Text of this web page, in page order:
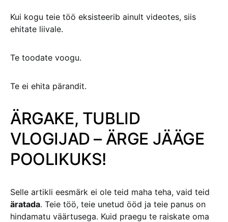
Kui kogu teie töö eksisteerib ainult videotes, siis
ehitate liivale.
Te toodate voogu.
Te ei ehita pärandit.
ÄRGAKE, TUBLID
VLOGIJAD – ÄRGE JÄÄGE
POOLIKUKS!
Selle artikli eesmärk ei ole teid maha teha, vaid teid
äratada. Teie töö, teie unetud ööd ja teie panus on
hindamatu väärtusega. Kuid praegu te raiskate oma